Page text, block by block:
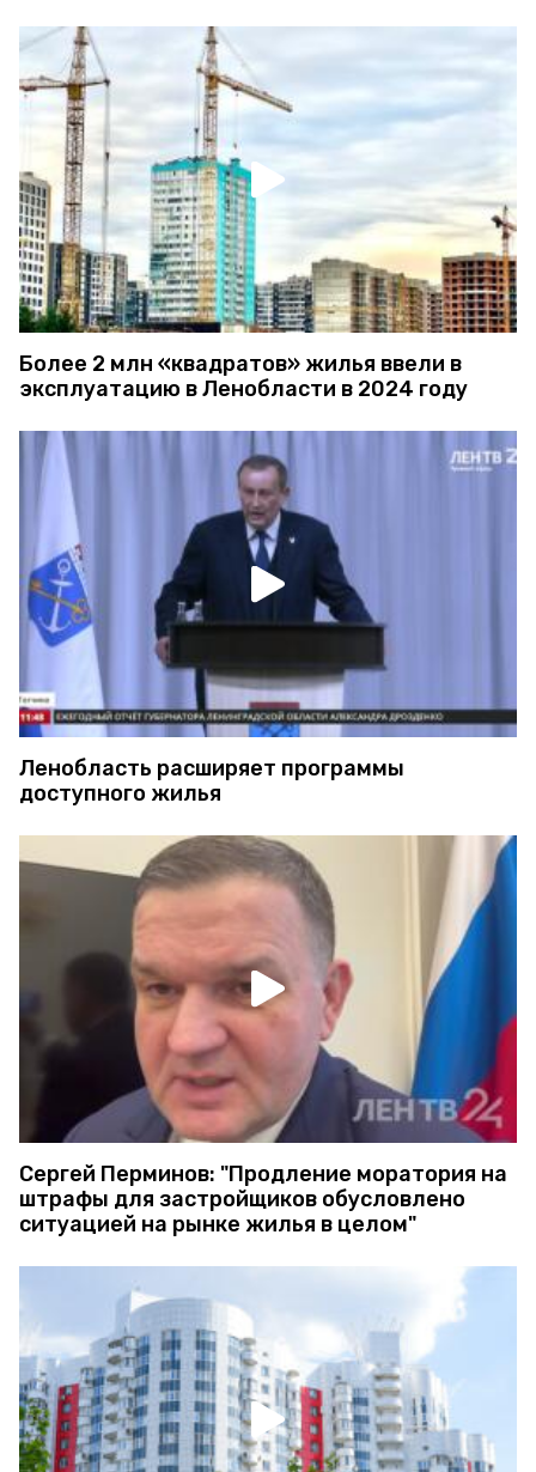
Более 2 млн «квадратов» жилья ввели в
эксплуатацию в Ленобласти в 2024 году
Ленобласть расширяет программы
доступного жилья
Сергей Перминов: "Продление моратория на
штрафы для застройщиков обусловлено
ситуацией на рынке жилья в целом"